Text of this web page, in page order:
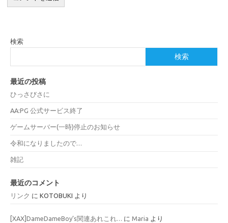
検索
検索
最近の投稿
ひっさびさに
AA:PG 公式サービス終了
ゲームサーバー(一時)停止のお知らせ
令和になりましたので…
雑記
最近のコメント
リンク に KOTOBUKI より
[XAX]DameDameBoy’s関連あれこれ… に Maria より